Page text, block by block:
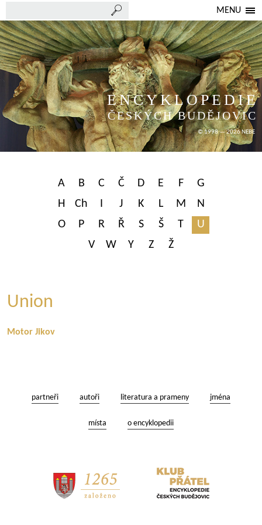
MENU
ENCYKLOPEDIE
ČESKÝCH BUDĚJOVIC
© 1998 — 2026 NEBE
A B C Č D E F
G
H
Ch I J K L M
N
O
P R Ř S Š T
U
V
W Y Z Ž
Union
Motor Jikov
partneři autoři literatura a prameny jména
místa o encyklopedii